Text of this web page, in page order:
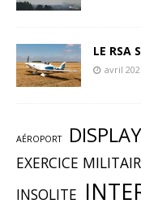
LE RSA
avril
AÉROPORT
EXERCICE
INSOLITE